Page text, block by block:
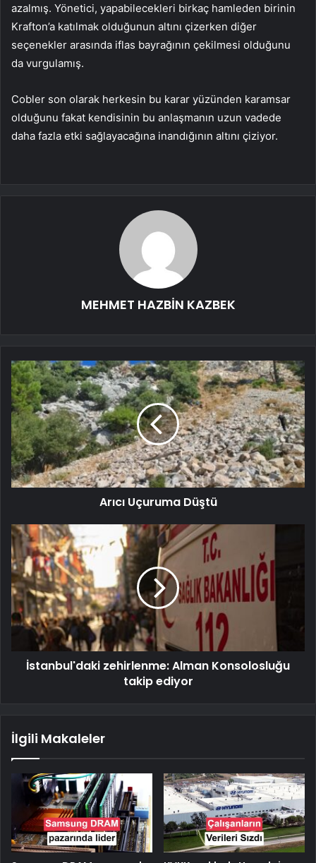
azalmış. Yönetici, yapabilecekleri birkaç hamleden birinin
Krafton’a katılmak olduğunun altını çizerken diğer
seçenekler arasında iflas bayrağının çekilmesi olduğunu
da vurgulamış.
Cobler son olarak herkesin bu karar yüzünden karamsar
olduğunu fakat kendisinin bu anlaşmanın uzun vadede
daha fazla etki sağlayacağına inandığının altını çiziyor.
MEHMET HAZBİN KAZBEK
Arıcı Uçuruma Düştü
İstanbul'daki zehirlenme: Alman Konsolosluğu
takip ediyor
İlgili Makaleler